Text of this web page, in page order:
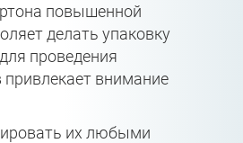
повышенной
делать упаковку
проведения
внимание
их любыми